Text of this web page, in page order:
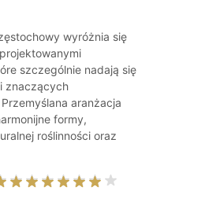
wyróżnia się
szczególnie nadają się
znaczących
aranżacja
formy,
roślinności oraz